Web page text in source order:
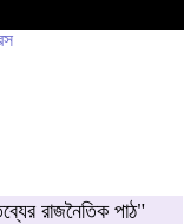
রাজনৈতিক পাঠ"